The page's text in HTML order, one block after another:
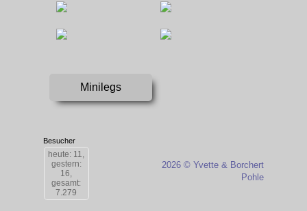
Minilegs
Besucher
heute: 11,
gestern:
16,
gesamt:
7.279
2026 © Yvette & Borchert
Pohle